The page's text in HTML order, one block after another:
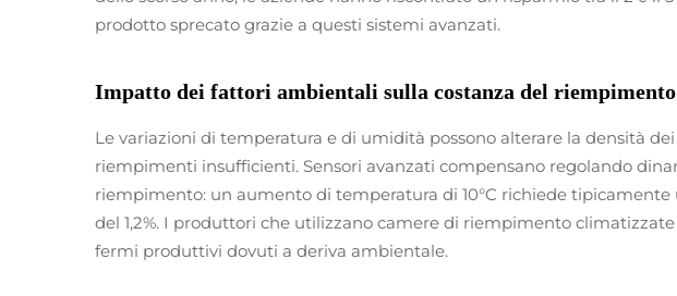
prodotto sprecato grazie a questi sistemi avanzati.
Impatto dei fattori ambientali sulla costanza del riempimento
Le variazioni di temperatura e di umidità possono alterare la densità
riempimenti insufficienti. Sensori avanzati compensano regolando
riempimento: un aumento di temperatura di 10°C richiede
del 1,2%. I produttori che utilizzano camere di riempimento climatizzate
fermi produttivi dovuti a deriva ambientale.